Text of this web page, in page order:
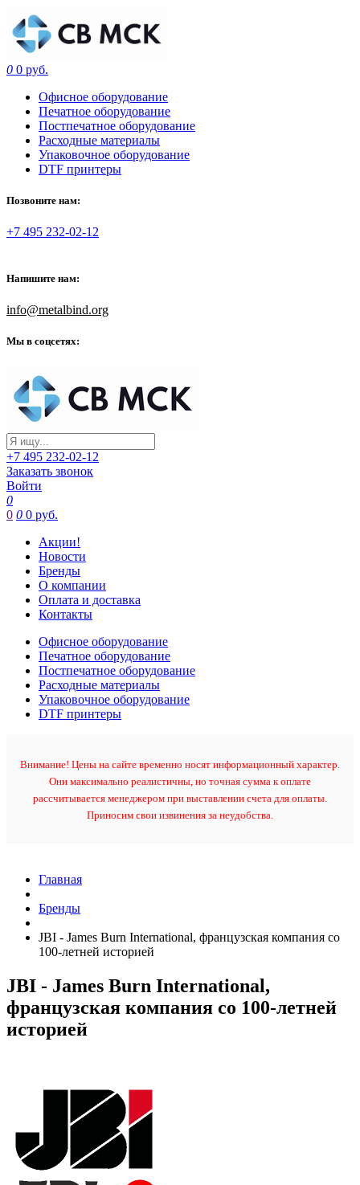
0 0 руб.
Офисное оборудование
Печатное оборудование
Постпечатное оборудование
Расходные материалы
Упаковочное оборудование
DTF принтеры
Позвоните нам:
+7 495 232-02-12
Напишите нам:
info@metalbind.org
Мы в соцсетях:
+7 495 232-02-12
Заказать звонок
Войти
0
0 0 0 руб.
Акции!
Новости
Бренды
О компании
Оплата и доставка
Контакты
Офисное оборудование
Печатное оборудование
Постпечатное оборудование
Расходные материалы
Упаковочное оборудование
DTF принтеры
Внимание! Цены на сайте временно носят информационный характер.
Они максимально реалистичны, но точная сумма к оплате
рассчитывается менеджером при выставлении счета для оплаты.
Приносим свои извинения за неудобства.
Главная
Бренды
JBI - James Burn International, французская компания со
100-летней историей
JBI - James Burn International,
французская компания со 100-летней
историей